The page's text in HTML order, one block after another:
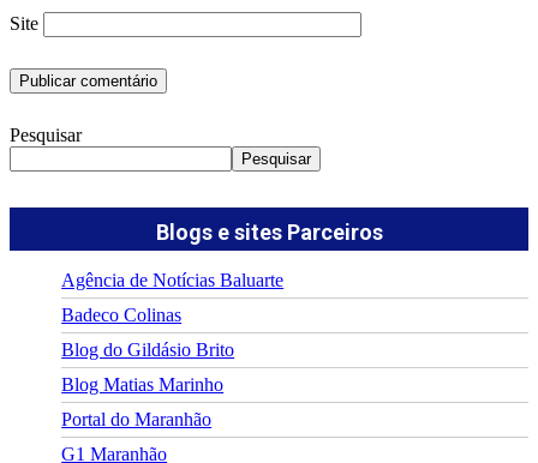
Site
Pesquisar
Pesquisar
Blogs e sites Parceiros
Agência de Notícias Baluarte
Badeco Colinas
Blog do Gildásio Brito
Blog Matias Marinho
Portal do Maranhão
G1 Maranhão